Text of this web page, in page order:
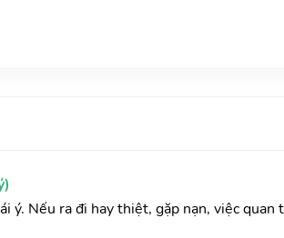
ý. Nếu ra đi hay thiệt, gặp nạn, việc